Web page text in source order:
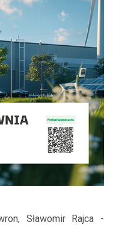
Sławomir Rajca -